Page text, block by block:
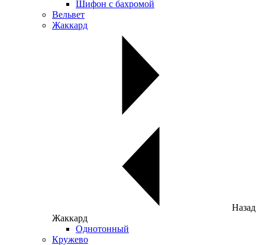
Шифон с бахромой
Вельвет
Жаккард
Назад
Жаккард
Однотонный
Кружево